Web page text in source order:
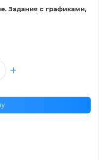
Задания с графиками,